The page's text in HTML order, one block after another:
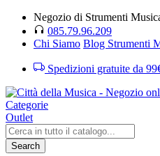
Negozio di Strumenti
085.79.96.209
Chi Siamo Blog Strumenti
Spedizioni gratuite da
Categorie
Outlet
Search